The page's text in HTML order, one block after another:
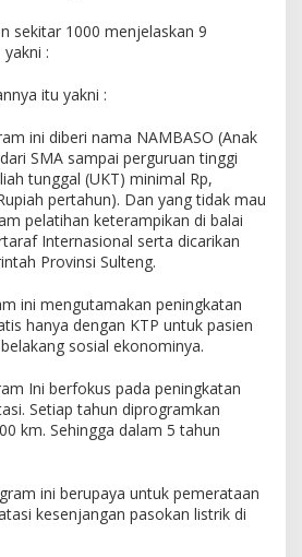
sekitar 1000 menjelaskan 9
:
itu yakni :
ini diberi nama NAMBASO (Anak
SMA sampai perguruan tinggi
tunggal (UKT) minimal Rp,
pertahun). Dan yang tidak mau
pelatihan keterampikan di balai
Internasional serta dicarikan
Provinsi Sulteng.
ini mengutamakan peningkatan
hanya dengan KTP untuk pasien
sosial ekonominya.
Ini berfokus pada peningkatan
Setiap tahun diprogramkan
km. Sehingga dalam 5 tahun
ini berupaya untuk pemerataan
kesenjangan pasokan listrik di